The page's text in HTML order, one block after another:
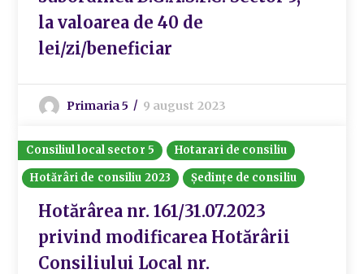
la valoarea de 40 de
lei/zi/beneficiar
Primaria 5 9 august 2023
Consiliul local sector 5
Hotarari de consiliu
Hotărâri de consiliu 2023
Ședințe de consiliu
Hotărârea nr. 161/31.07.2023
privind modificarea Hotărârii
Consiliului Local nr.